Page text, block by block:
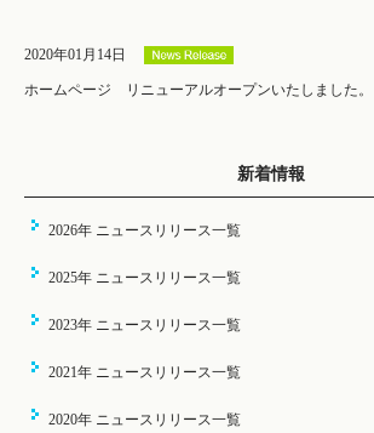
2020年01月14日
ホームページ リニューアルオープンいたしました。
新着情報
2026年 ニュースリリース一覧
2025年 ニュースリリース一覧
2023年 ニュースリリース一覧
2021年 ニュースリリース一覧
2020年 ニュースリリース一覧